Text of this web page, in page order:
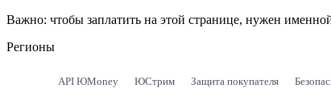
Важно: чтобы заплатить на этой странице, нужен
Регионы
API ЮMoney ЮСтрим Защита покупателя